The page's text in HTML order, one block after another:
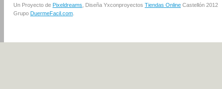
Un Proyecto de Pixeldreams , Diseña Yxconproyectos Tiendas Online Castellón 2012
Grupo DuermeFacil.com